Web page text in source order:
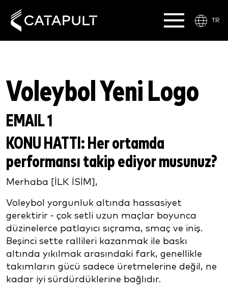
TR
Voleybol Yeni Logo
EMAIL 1
KONU HATTI: Her ortamda
performansı takip ediyor musunuz?
Merhaba [İLK İSİM],
Voleybol yorgunluk altında hassasiyet
gerektirir - çok setli uzun maçlar boyunca
düzinelerce patlayıcı sıçrama, smaç ve iniş.
Beşinci sette rallileri kazanmak ile baskı
altında yıkılmak arasındaki fark, genellikle
takımların gücü sadece üretmelerine değil, ne
kadar iyi sürdürdüklerine bağlıdır.